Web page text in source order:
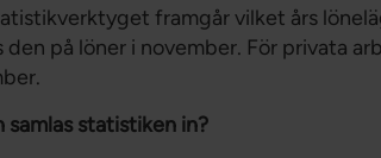
framgår vilket års
den på löner i november. För privata
samlas statistiken in?